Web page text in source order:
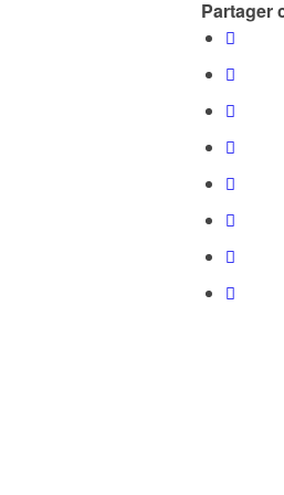
Partager